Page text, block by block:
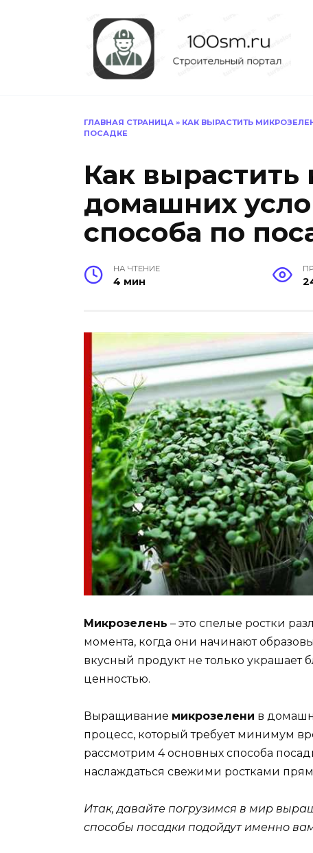
ГЛАВНАЯ СТРАНИЦА » КАК ВЫРАСТИТЬ
ПОСАДКЕ
Как
домашних
способа по
НА ЧТЕНИЕ
4 мин
Микрозелень – это спелые ростки
момента, когда они начинают
вкусный продукт не только украшает
ценностью.
Выращивание микрозелени в
процесс, который требует минимум
рассмотрим 4 основных способа
наслаждаться свежими ростками
Итак, давайте погрузимся в мир
способы посадки подойдут именно